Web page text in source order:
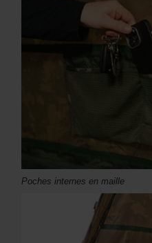
Poches internes en maille